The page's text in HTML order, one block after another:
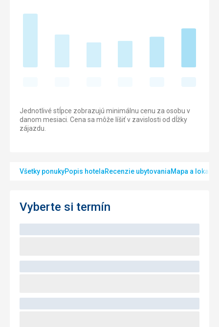
Jednotlivé stĺpce zobrazujú minimálnu cenu za osobu v
danom mesiaci. Cena sa môže líšiť v zavislosti od dĺžky
zájazdu.
Všetky ponukyPopis hotelaRecenzie ubytovaniaMapa a lokalita
Vyberte si termín